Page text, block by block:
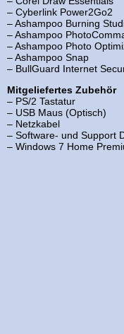
– Cyberlink Power2Go2
– Ashampoo Burning
– Ashampoo
– Ashampoo Photo
– Ashampoo Snap
– BullGuard Internet
Mitgeliefertes Zubehör
– PS/2 Tastatur
– USB Maus (Optisch)
– Netzkabel
– Software- und Support
– Windows 7 Home